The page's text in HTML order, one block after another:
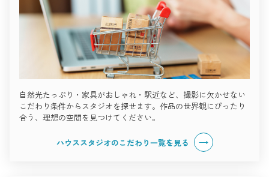
自然光たっぷり・家具がおしゃれ・駅近など、撮影に欠かせない
こだわり条件からスタジオを探せます。作品の世界観にぴったり
合う、理想の空間を見つけてください。
ハウススタジオのこだわり一覧を見る